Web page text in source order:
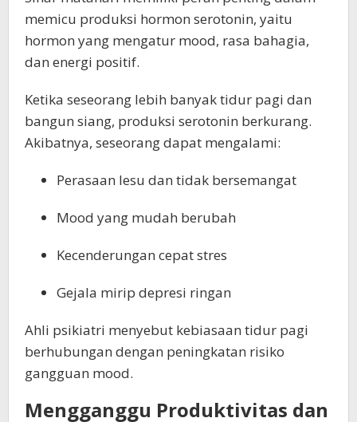
memicu produksi hormon serotonin, yaitu
hormon yang mengatur mood, rasa bahagia,
dan energi positif.
Ketika seseorang lebih banyak tidur pagi dan
bangun siang, produksi serotonin berkurang.
Akibatnya, seseorang dapat mengalami:
Perasaan lesu dan tidak bersemangat
Mood yang mudah berubah
Kecenderungan cepat stres
Gejala mirip depresi ringan
Ahli psikiatri menyebut kebiasaan tidur pagi
berhubungan dengan peningkatan risiko
gangguan mood.
Mengganggu Produktivitas dan